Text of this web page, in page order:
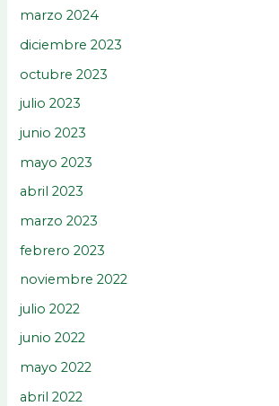
marzo 2024
diciembre 2023
octubre 2023
julio 2023
junio 2023
mayo 2023
abril 2023
marzo 2023
febrero 2023
noviembre 2022
julio 2022
junio 2022
mayo 2022
abril 2022